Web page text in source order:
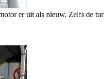
er uit als nieuw. Zelfs de